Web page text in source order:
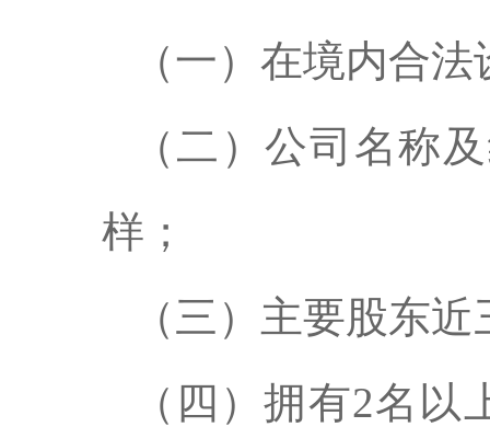
（一）在境内合
（二）公司名称
样；
（三）主要股东
（四）拥有2名